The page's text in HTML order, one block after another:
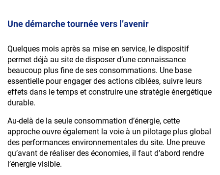
Une démarche tournée vers l’avenir
Quelques mois après sa mise en service, le dispositif
permet déjà au site de disposer d’une connaissance
beaucoup plus fine de ses consommations. Une base
essentielle pour engager des actions ciblées, suivre leurs
effets dans le temps et construire une stratégie énergétique
durable.
Au-delà de la seule consommation d’énergie, cette
approche ouvre également la voie à un pilotage plus global
des performances environnementales du site. Une preuve
qu’avant de réaliser des économies, il faut d’abord rendre
l’énergie visible.
Accéder au site
seront adressés.
Valider